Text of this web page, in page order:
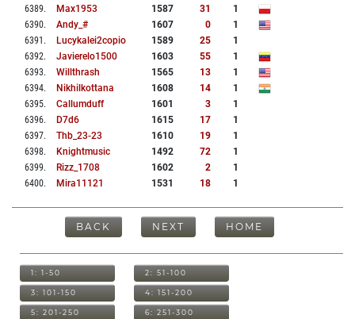
6389. Max1953 1587 31
1
6390. Andy_# 1607 0
1
6391 . Lucykalei2copio 1589 25
1
6392. Javierelo1500 1603 55
1
6393. Willthrash 1565 13
1
6394. Nikhilkottana 1608 14
1
6395. Callumduff 1601 3
1
6396. D7d6 1615 17
1
6397. Thb_23-23 1610 19
1
6398. Knightmusic 1492 72
1
6399. Rizz_1708 1602 2
1
6400. Mira11121 1531 18 1
BACK NEXT HOME
1: 1-50 2: 51-100
3: 101-150 4: 151-200
5: 201-250 6: 251-300